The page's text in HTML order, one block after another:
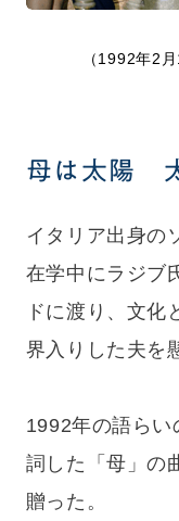
（1992年2
母は太陽
イタリア出身の
在学中にラジブ
ドに渡り、文化
界入りした夫を
1992年の語ら
詞した「母」の
贈った。